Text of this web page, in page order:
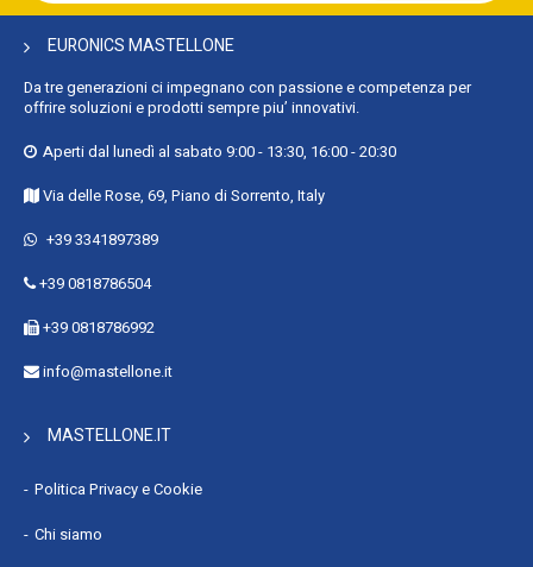
Newsletter:
EURONICS MASTELLONE
Da tre generazioni ci impegnano con passione e competenza per
offrire soluzioni e prodotti sempre piu’ innovativi.
Aperti dal lunedì al sabato 9:00 - 13:30, 16:00 - 20:30
Via delle Rose, 69, Piano di Sorrento, Italy
+39 3341897389
+39 0818786504
+39 0818786992
info@mastellone.it
MASTELLONE.IT
Politica Privacy e Cookie
Chi siamo